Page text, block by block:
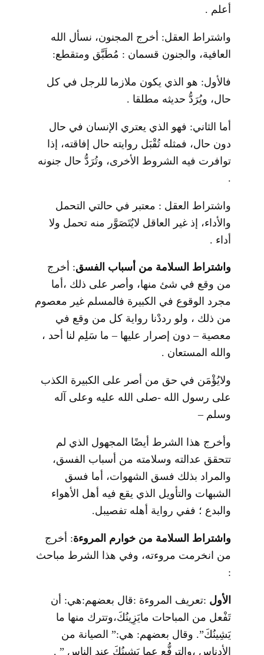
أعلم .
واشتراط العقل: أخرج المجنون، نسأل الله
العافية، والجنون قسمان : مُطَبَّق ومتقطع:
فالأول: هو الذي يكون ملازما للرجل في كل
حال، ويُرَدُّ حديثه مطلقا .
أما الثاني: فهو الذي يعتري الإنسان في حال
دون حال، فمثله تُقْبَل روايته حال إفاقته، إذا
توافرت فيه الشروط الأخرى، وتُرَدُّ حال جنونه
.
واشتراط العقل : معتبر في حالتي التحمل
والأداء، إذ غير العاقل لايُتَصَوَّر منه تحمل ولا
أداء .
واشتراط السلامة من أسباب الفسق: أخرج
من وقع في شئ منها، وأصر على ذلك ،أما
مجرد الوقوع في الكبيرة فالمسلم غير معصوم
من ذلك ، ولو رددْنا رواية كل من وقع في
معصية – دون إصرار عليها – ما سَلِم لنا أحد ،
والله المستعان .
ولايُؤْمَن في حق من أصر على الكبيرة الكذب
على رسول الله -صلى الله عليه وعلى آله
وسلم –
وأخرج هذا الشرط أيضًا المجهول الذي لم
تتحقق عدالته وسلامته من أسباب الفسق،
والمراد بذلك فسق الشهوات، أما فسق
الشبهات والتأويل الذي يقع فيه أهل الأهواء
والبدع ؛ ففي رواية أهله تفصيبل.
واشتراط السلامة من خوارم المروءة: أخرج
من انخرمت مروءته، وفي هذا الشرط مباحث
:
الأول :تعريف المروءة :قال بعضهم:هي: أن
تَفْعل من المباحات مايَزِينُكَ،وتترك منها ما
يَشِينُكَ”. وقال بعضهم: هي:” الصيانة من
الأدناس ،والترفُّع عما يَشِينُكَ عند الناس ” .